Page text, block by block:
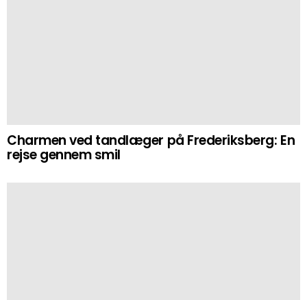
Charmen ved tandlæger på Frederiksberg: En
rejse gennem smil